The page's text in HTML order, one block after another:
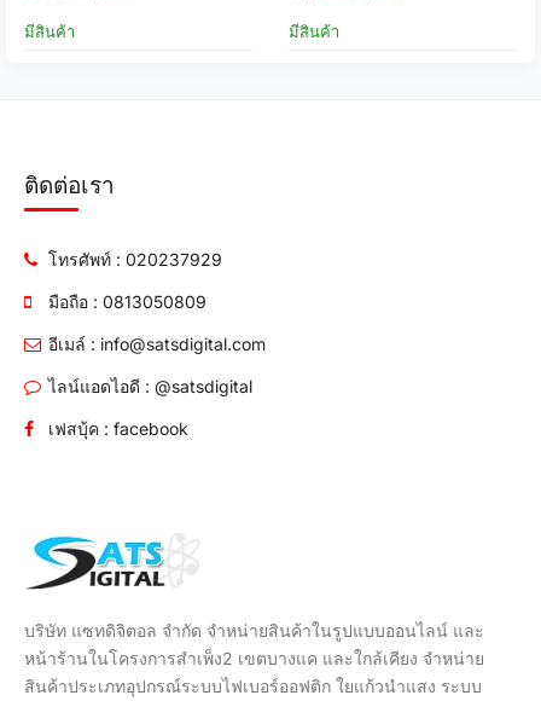
มีสินค้า มีสินค้า
ติดต่อเรา
โทรศัพท์ : 020237929
มือถือ : 0813050809
อีเมล์ : info@satsdigital.com
ไลน์แอดไอดี : @satsdigital
เฟสบุ้ค : facebook
บริษัท แซทดิจิตอล จำกัด จำหน่ายสินค้าในรูปแบบออนไลน์ และ
หน้าร้านในโครงการสำเพ็ง2 เขตบางแค และใกล้เคียง จำหน่าย
สินค้าประเภทอุปกรณ์ระบบไฟเบอร์ออฟติก ใยแก้วนำแสง ระบบ